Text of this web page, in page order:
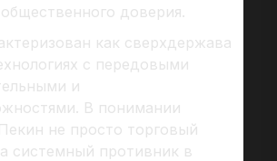
доверия.
как сверхдержава
с передовыми
и
В понимании
не просто торговый
системный противник в